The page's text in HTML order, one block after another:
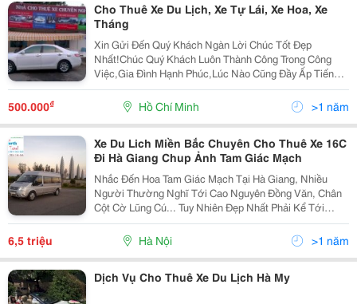
Cho Thuê Xe Du Lịch, Xe Tự Lái, Xe Hoa, Xe
Tháng
Xin Gửi Đến Quý Khách Ngàn Lời Chúc Tốt Đẹp
Nhất!Chúc Quý Khách Luôn Thành Công Trong Công
Việc,Gia Đình Hạnh Phúc,Lúc Nào Cũng Đầy Ấp Tiếng
Cười!Chúc Kinh Tế Gia Đình Ngày Càng Khấm Khá Để
Quý Khách Được Thỏa Niềm Đam Mê Đi Chu Du Bốn
Bể Bên Cạnh Nh
500.000₫ Hồ Chí Minh >1 năm
Xe Du Lich Miền Bắc Chuyên Cho Thuê Xe 16C
Đi Hà Giang Chup Ảnh Tam Giác Mạch
Nhắc Đến Hoa Tam Giác Mạch Tại Hà Giang, Nhiều
Người Thường Nghĩ Tới Cao Nguyên Đồng Văn, Chân
Cột Cờ Lũng Cú... Tuy Nhiên Đẹp Nhất Phải Kể Tới
Huyện Xí Mần. Huyện Xí Mần Nằm Ở Phía Tây Bắc Của
Hà Giang. Phía Bắc Giáp Trung Quốc, Phía Tây Giáp
6,5 triệu Hà Nội >1 năm
Dịch Vụ Cho Thuê Xe Du Lịch Hà My